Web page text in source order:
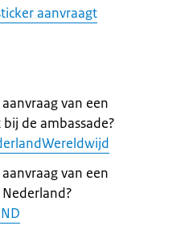
aanvraagt
van een
de ambassade?
van een